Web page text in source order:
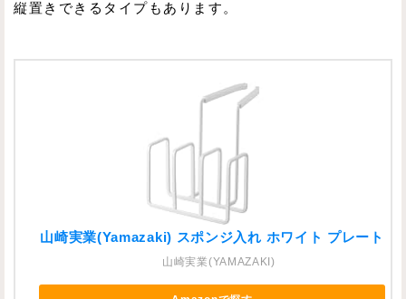
縦置きできるタイプもあります。
山崎実業(Yamazaki) スポンジ入れ ホワイト プレート
山崎実業(YAMAZAKI)